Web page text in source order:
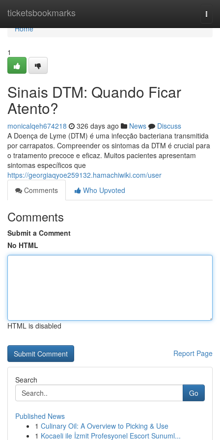
ticketsbookmarks
Home
Home
1
Sinais DTM: Quando Ficar
Atento?
monicalqeh674218 326 days ago News
Discuss
A Doença de Lyme (DTM) é uma infecção bacteriana transmitida
por carrapatos. Compreender os sintomas da DTM é crucial para
o tratamento precoce e eficaz. Muitos pacientes apresentam
sintomas específicos que
https://georgiaqyoe259132.hamachiwiki.com/user
Comments
Who Upvoted
Comments
Submit a Comment
No HTML
HTML is disabled
Report Page
Search
Go
Published News
1 Culinary Oil: A Overview to Picking & Use
1 Kocaeli ile İzmit Profesyonel Escort Sunuml...